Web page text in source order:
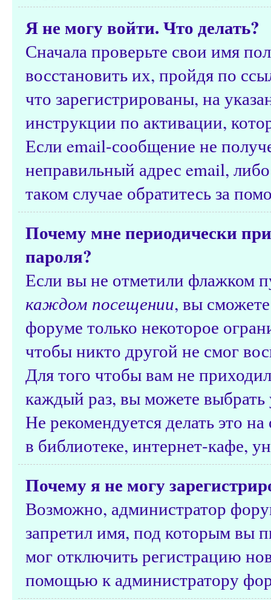
Я не могу войти. Что делать?
Сначала проверьте свои имя
восстановить их, пройдя по
что зарегистрированы, на
инструкции по активации,
Если email-сообщение не
неправильный адрес email,
таком случае обратитесь за
Почему мне периодически
пароля?
Если вы не отметили флажком
каждом посещении, вы
форуме только некоторое
чтобы никто другой не смог
Для того чтобы вам не
каждый раз, вы можете
Не рекомендуется делать это
в библиотеке, интернет-кафе,
Почему я не могу
Возможно, администратор
запретил имя, под которым вы
мог отключить регистрацию
помощью к администратору